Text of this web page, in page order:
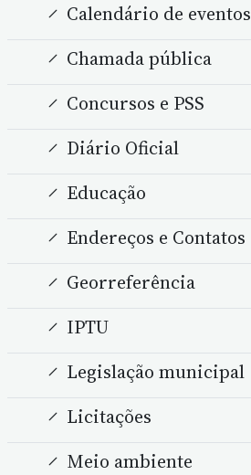
Calendário de eventos
Chamada pública
Concursos e PSS
Diário Oficial
Educação
Endereços e Contatos
Georreferência
IPTU
Legislação municipal
Licitações
Meio ambiente